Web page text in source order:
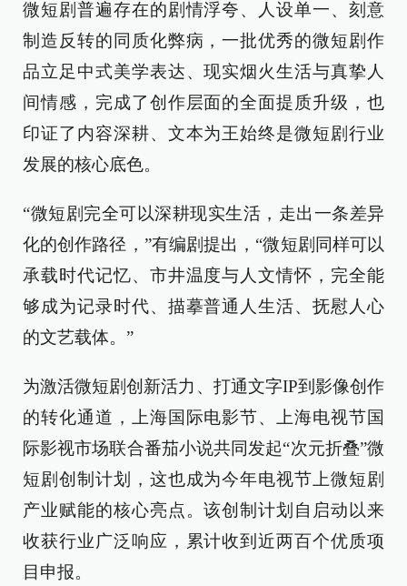
微短剧普遍存在的剧情浮夸、人设单一、刻意
制造反转的同质化弊病，一批优秀的微短剧作
品立足中式美学表达、现实烟火生活与真挚人
间情感，完成了创作层面的全面提质升级，也
印证了内容深耕、文本为王始终是微短剧行业
发展的核心底色。
“微短剧完全可以深耕现实生活，走出一条差异
化的创作路径，”有编剧提出，“微短剧同样可以
承载时代记忆、市井温度与人文情怀，完全能
够成为记录时代、描摹普通人生活、抚慰人心
的文艺载体。”
为激活微短剧创新活力、打通文字IP到影像创作
的转化通道，上海国际电影节、上海电视节国
际影视市场联合番茄小说共同发起“次元折叠”微
短剧创制计划，这也成为今年电视节上微短剧
产业赋能的核心亮点。该创制计划自启动以来
收获行业广泛响应，累计收到近两百个优质项
目申报。